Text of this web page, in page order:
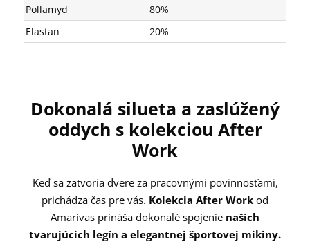
Pollamyd
80%
Elastan
20%
Dokonalá silueta a zaslúžený
oddych s kolekciou After
Work
Keď sa zatvoria dvere za pracovnými povinnosťami,
prichádza čas pre vás. Kolekcia After Work od
Amarivas prináša dokonalé spojenie našich
tvarujúcich legín a elegantnej športovej mikiny.